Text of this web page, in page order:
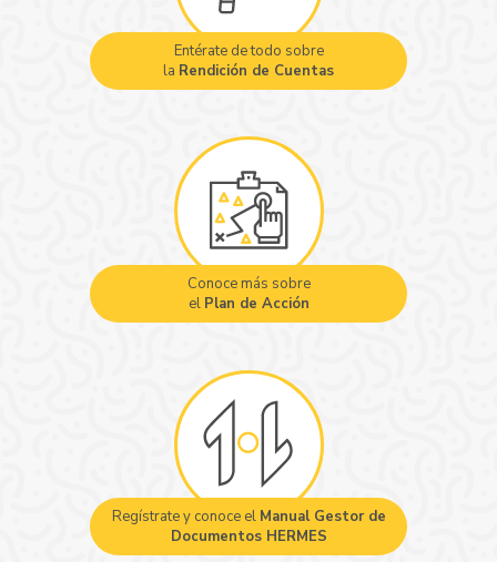
Entérate de todo sobre
la Rendición de Cuentas
Conoce más sobre
el Plan de Acción
Regístrate y conoce el Manual Gestor de
Documentos HERMES